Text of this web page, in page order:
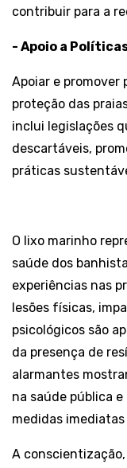
contribuir para a
- Apoio a
Apoiar e promover
proteção das
inclui legislações
descartáveis,
práticas
O lixo marinho
saúde dos
experiências nas
lesões físicas,
psicológicos são
da presença de
alarmantes
na saúde pública
medidas
A